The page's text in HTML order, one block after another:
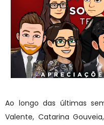
Ao longo das últimas
Valente, Catarina